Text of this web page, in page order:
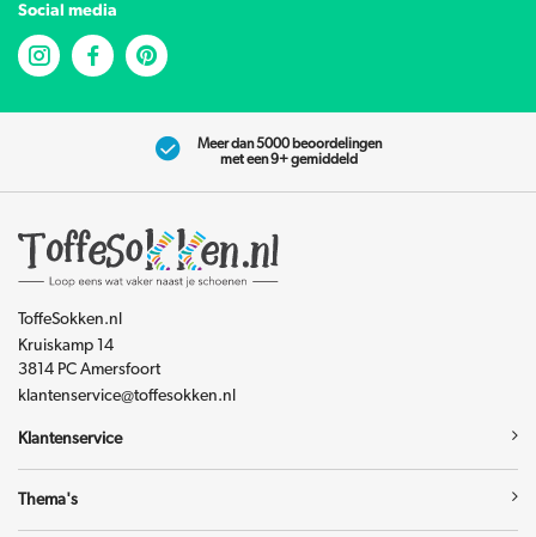
Social media
Meer dan 5000 beoordelingen
met een 9+ gemiddeld
ToffeSokken.nl
Kruiskamp 14
3814 PC Amersfoort
klantenservice@toffesokken.nl
Klantenservice
Thema's